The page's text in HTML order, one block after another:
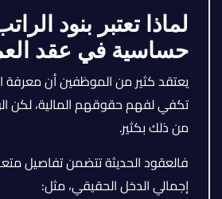
لماذا تعتبر بنود
حساسية في عقد
يعتقد كثير من الموظفين أن معرفة
تكفي لفهم حقوقهم المالية، لكن
من ذلك بكثير.
فالعقود الحديثة تتضمن تفاصيل
إجمالي الدخل الحقيقي، مثل: